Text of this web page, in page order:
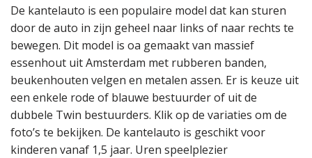
De kantelauto is een populaire model dat kan sturen
door de auto in zijn geheel naar links of naar rechts te
bewegen. Dit model is oa gemaakt van massief
essenhout uit Amsterdam met rubberen banden,
beukenhouten velgen en metalen assen. Er is keuze uit
een enkele rode of blauwe bestuurder of uit de
dubbele Twin bestuurders. Klik op de variaties om de
foto’s te bekijken. De kantelauto is geschikt voor
kinderen vanaf 1,5 jaar. Uren speelplezier